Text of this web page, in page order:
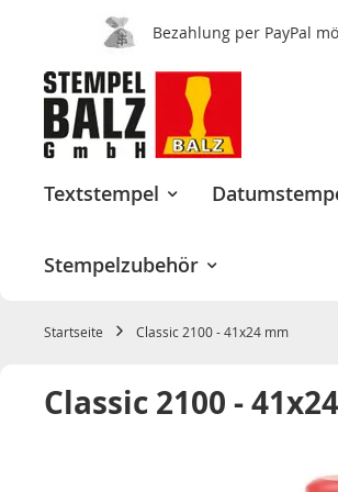
Bezahlung per PayPal
springen
Textstempel
Stempelzubehör
Startseite Classic 2100 - 41x24 mm
Classic 2100 -